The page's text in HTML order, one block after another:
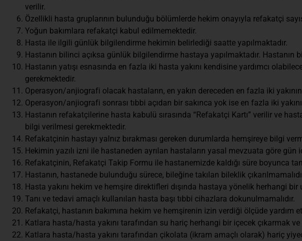
verilir.
Özellikli hasta gruplarının bulunduğu bölümlerde hekim onayıyla refakatçi
Yoğun bakımlara refakatçi kabul edilmemektedir.
Hasta ile ilgili günlük bilgilendirme hekimin belirlediği saatte yapılmaktadır.
Hastanın bilinci açıksa günlük bilgilendirme hastaya yapılmaktadır.
Hastanın yatışı esnasında en fazla iki hasta yakını kendisine yardımcı
gerekmektedir.
Operasyon/anjiografi olacak hastaların, en yakın dereceden en fazla iki
Operasyon/anjiografi sonrası tıbbi açıdan bir sakınca yok ise en fazla iki
Hastanın refakatçilerine hasta kabulü sırasında “Refakatçi Kartı” verilir ve
bilgi verilmesi gerekmektedir.
Refakatçinin hastayı yalnız bırakması gereken durumlarda hemşireye bilgi
Hekimin yazılı izni ile hastaneden ayrılan hastaların yasal mevzuata göre
Refakatçinin, Refakatçi Takip Formu ile hastanemizde kaldığı süre boyunca
Hastanın, hastanede bulunduğu sürece, bileğine takılan bileklik
Hasta yakını hekim ve hemşire direktifleri dışında hastaya yönelik herhangi bir
Tanı ve tedavi amaçlı kullanılan hasta başı tıbbi cihazlara dokunulmamalıdır.
Refakatçi, hastanın bakımına hekim ve hemşirenin izin verdiği ölçüde yardım
Katlara hasta/hasta yakını tarafından su hariç herhangi bir içecek çıkarmak
Katlara hasta/hasta yakını tarafından çikolata (ikram amaçlı olarak) hariç